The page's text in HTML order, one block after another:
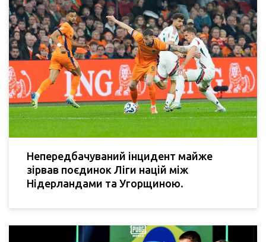
Непередбачуваний інцидент майже
зірвав поєдинок Ліги націй між
Нідерландами та Угорщиною.